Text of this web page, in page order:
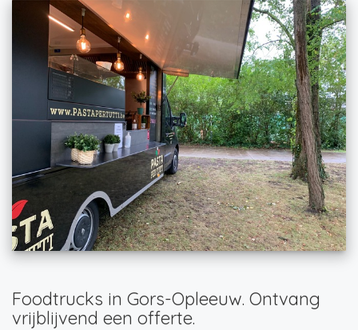
Foodtrucks in Gors-Opleeuw. Ontvang
vrijblijvend een offerte.